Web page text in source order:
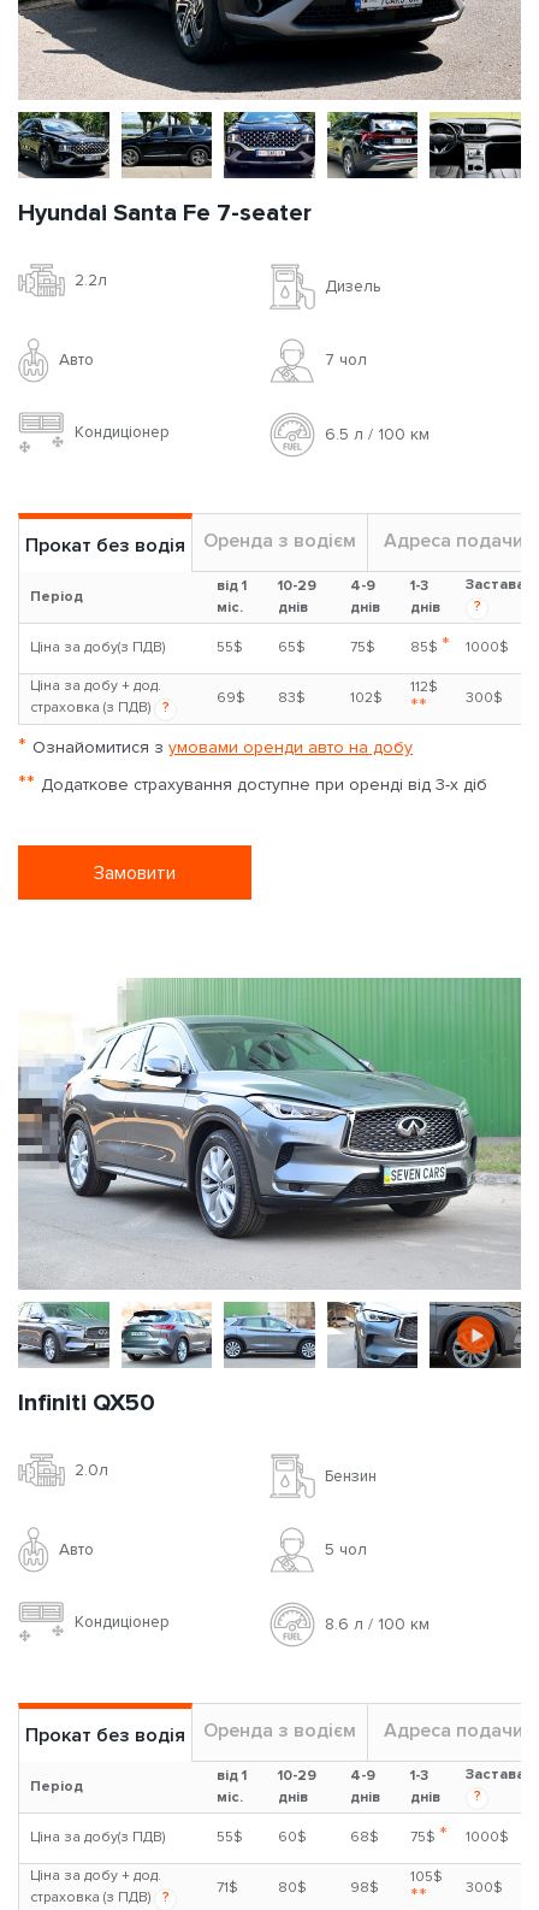
Hyundai Santa Fe 7-seater
2.2л Дизель
Авто 7 чoл
Кондиціонер 6.5 л / 100 км
Прокат без водія Оренда з водієм Адреса подачи
Період
від 1
міс.
10-29
днів
4-9
днів
1-3
днів
Застава
?
Ціна за добу(з ПДВ) 55$ 65$ 75$ 85$ * 1000$
Ціна за добу + дод.
страховка (з ПДВ)
?
69$ 83$ 102$
112$
** 300$
* Ознайомитися з умовами оренди авто на добу
** Додаткове страхування доступне при оренді від 3-х діб
Замовити
Infiniti QX50
2.0л Бензин
Авто 5 чoл
Кондиціонер 8.6 л / 100 км
Прокат без водія Оренда з водієм Адреса подачи
Період
від 1
міс.
10-29
днів
4-9
днів
1-3
днів
Застава
?
Ціна за добу(з ПДВ) 55$ 60$ 68$ 75$ * 1000$
Ціна за добу + дод.
страховка (з ПДВ)
?
71$ 80$ 98$
105$
** 300$